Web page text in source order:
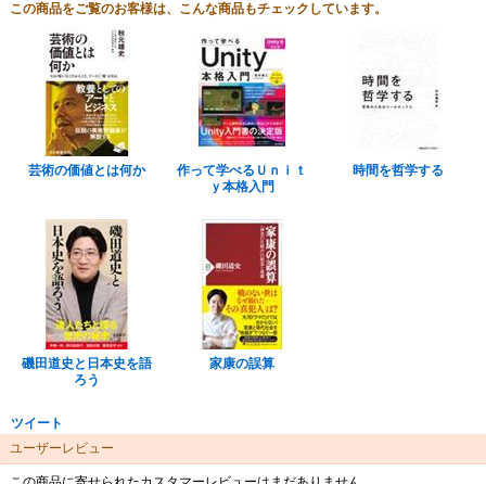
この商品をご覧のお客様は、こんな商品もチェックしています。
芸術の価値とは何か
作って学べるＵｎｉｔ
ｙ本格入門
時間を哲学する
磯田道史と日本史を語
ろう
家康の誤算
ツイート
ユーザーレビュー